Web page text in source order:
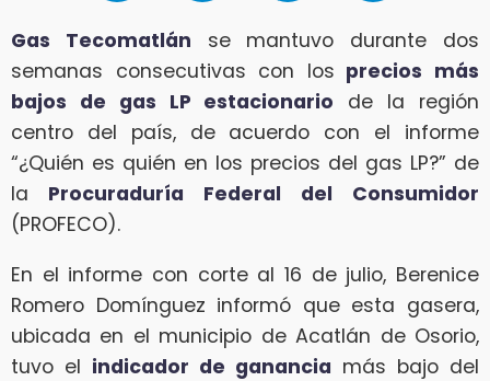
Gas Tecomatlán se mantuvo durante dos
semanas consecutivas con los precios más
bajos de gas LP estacionario de la región
centro del país, de acuerdo con el informe
“¿Quién es quién en los precios del gas LP?” de
la Procuraduría Federal del Consumidor
(PROFECO).
En el informe con corte al 16 de julio, Berenice
Romero Domínguez informó que esta gasera,
ubicada en el municipio de Acatlán de Osorio,
tuvo el indicador de ganancia más bajo del